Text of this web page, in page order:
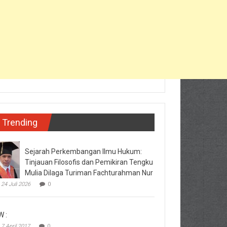
Trending
Sejarah Perkembangan Ilmu Hukum:
Tinjauan Filosofis dan Pemikiran Tengku
Mulia Dilaga Turiman Fachturahman Nur
24 Juli 2026 0
: